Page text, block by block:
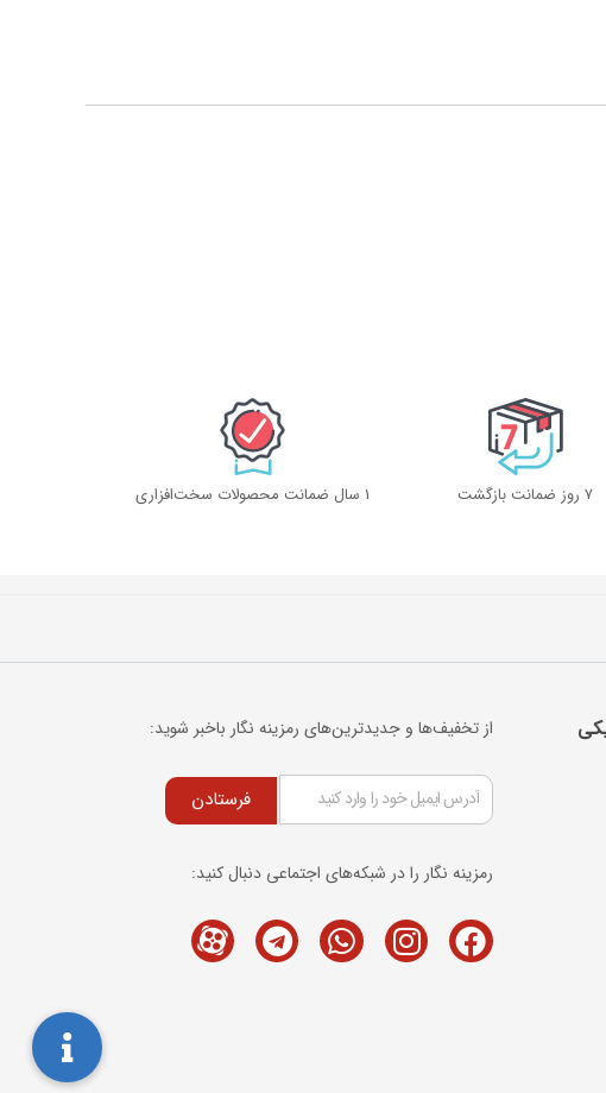
۷ روز ضمانت بازگشت 1 سال ضمانت محصولات سخت‌افزاری
از تخفیف‌ها و جدیدترین‌های رمزینه نگار باخبر شوید:
فرستادن
رمزینه نگار را در شبکه‌های اجتماعی دنبال کنید:
Facebook
Instagram
Whatsapp
Telegram
M-
icon-